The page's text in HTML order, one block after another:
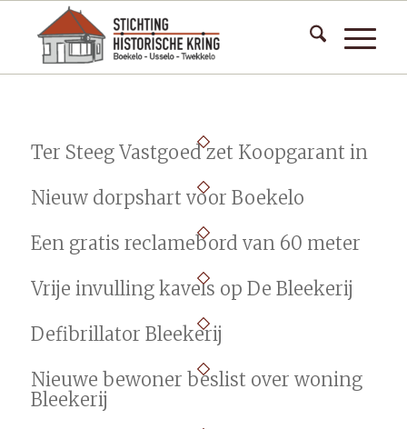
Ter Steeg Vastgoed zet Koopgarant in
Nieuw dorpshart voor Boekelo
Een gratis reclamebord van 60 meter
Vrije invulling kavels op De Bleekerij
Defibrillator Bleekerij
Nieuwe bewoner beslist over woning
Bleekerij